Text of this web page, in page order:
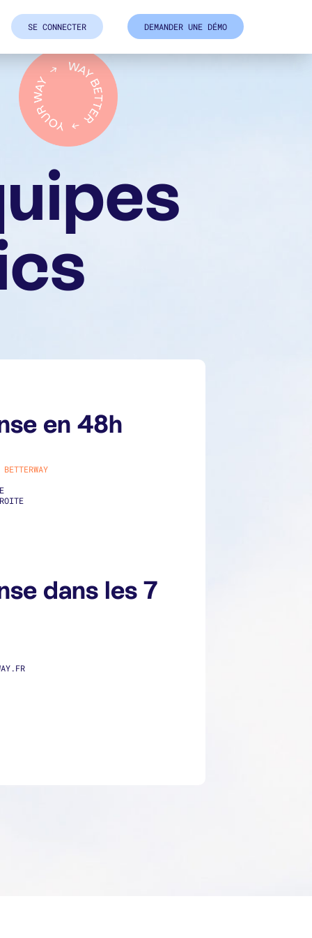
SE CONNECTER DEMANDER UNE DÉMO
en 48h
dans les 7